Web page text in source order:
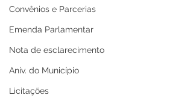
Convênios e Parcerias
Emenda Parlamentar
Nota de esclarecimento
Aniv. do Município
Licitações